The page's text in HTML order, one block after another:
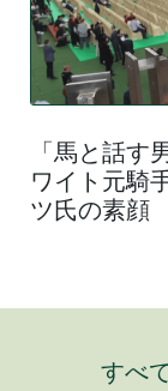
「馬と話
ワイト元騎
ツ氏の素顔
すべ